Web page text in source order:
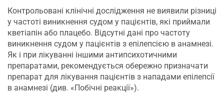
Контрольовані клінічні дослідження не виявили різниці
у частоті виникнення судом у пацієнтів, які приймали
кветіапін або плацебо. Відсутні дані про частоту
виникнення судом у пацієнтів з епілепсією в анамнезі.
Як і при лікуванні іншими антипсихотичними
препаратами, рекомендується обережно призначати
препарат для лікування пацієнтів з нападами епілепсії
в анамнезі (див. «Побічні реакції»).